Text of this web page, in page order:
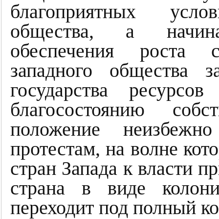
благоприятных
общества, а
обеспечения роста
западного
государства
благосостоянию
положение
протестам, на волне
стран Запада к власти
страна в виде
переходит под полный